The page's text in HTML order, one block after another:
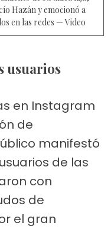
Hazán y emocionó a
en las redes — Video
usuarios
en Instagram
de
manifestó
de las
con
de
el gran